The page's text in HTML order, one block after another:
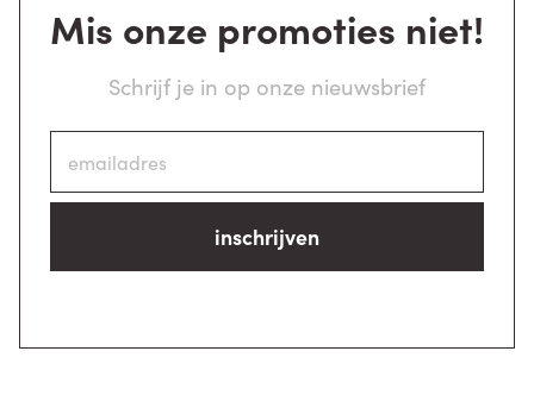
Mis onze promoties niet!
Schrijf je in op onze nieuwsbrief
inschrijven